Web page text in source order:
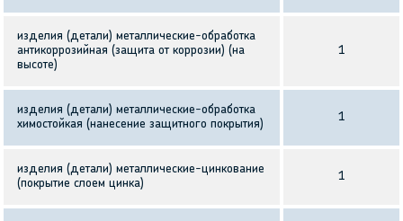
изделия (детали) металлические-обработка
антикоррозийная (защита от коррозии) (на
высоте)
1
изделия (детали) металлические-обработка
химостойкая (нанесение защитного покрытия)
1
изделия (детали) металлические-цинкование
(покрытие слоем цинка)
1